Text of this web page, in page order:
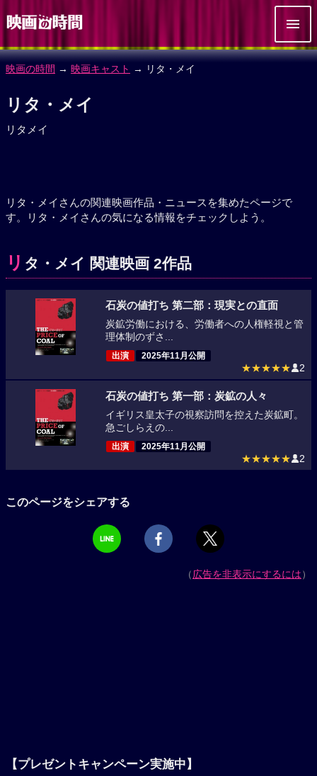
映画の時間 → 映画キャスト → リタ・メイ
リタ・メイ
リタメイ
リタ・メイさんの関連映画作品・ニュースを集めたページで
す。リタ・メイさんの気になる情報をチェックしよう。
リ タ・メイ 関連映画 2作品
石炭の値打ち 第二部：現実との直面
炭鉱労働における、労働者への人権軽視と管
理体制のずさ...
出演 2025年11月公開
★★★★★ 2
石炭の値打ち 第一部：炭鉱の人々
イギリス皇太子の視察訪問を控えた炭鉱町。
急ごしらえの...
出演 2025年11月公開
★★★★★ 2
このページをシェアする
（広告を非表示にするには）
【プレゼントキャンペーン実施中】